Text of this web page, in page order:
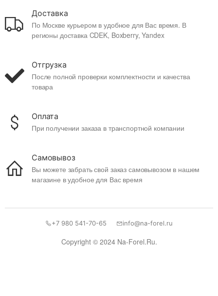
Доставка
По Москве курьером в удобное для Вас время. В
регионы доставка CDEK, Boxberry, Yandex
Отгрузка
После полной проверки комплектности и качества
товара
Оплата
При получении заказа в транспортной компании
Самовывоз
Вы можете забрать свой заказ самовывозом в нашем
магазине в удобное для Вас время
Copyright © 2024 Na-Forel.Ru.
+7 980 541-70-65 info@na-forel.ru